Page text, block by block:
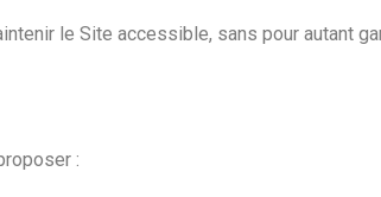
le Site accessible, sans pour autant
: